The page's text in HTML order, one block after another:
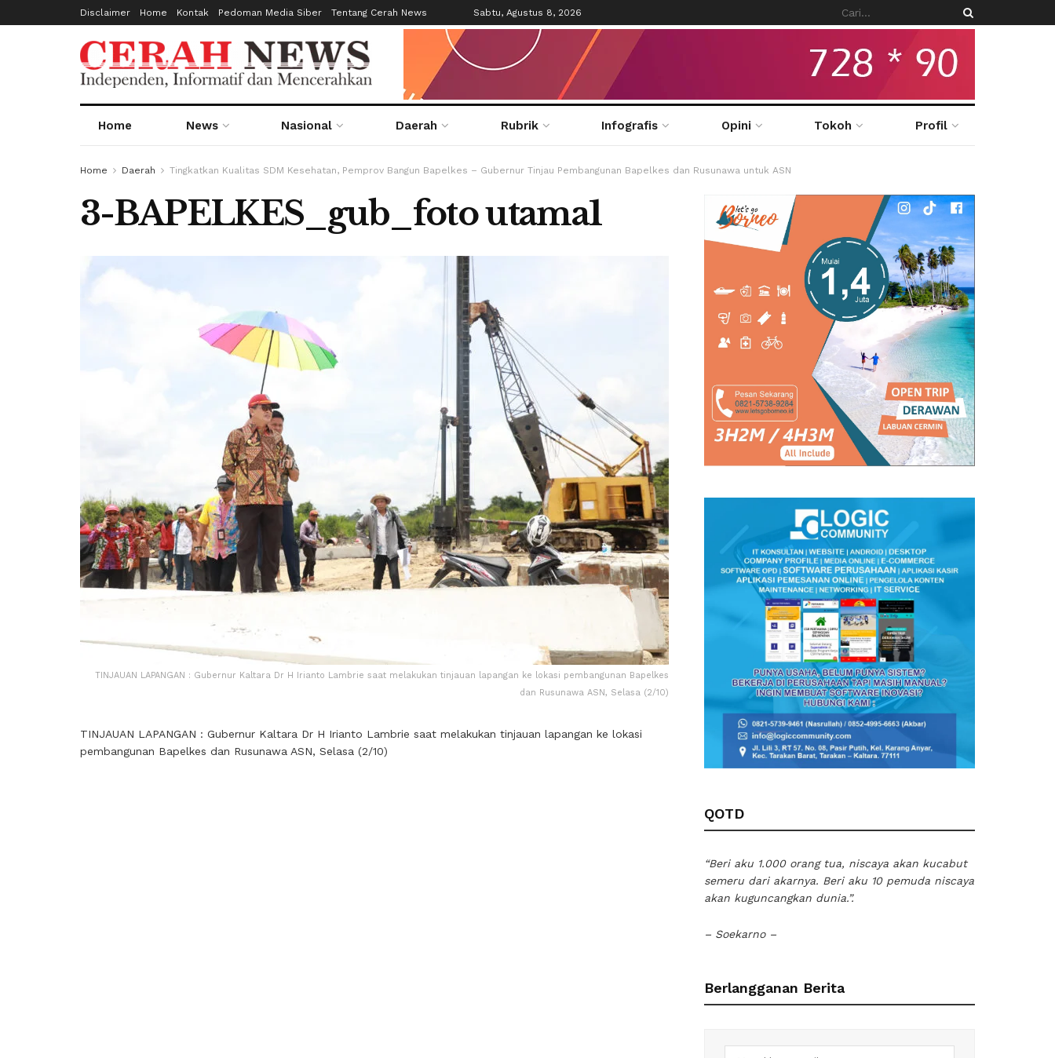
Disclaimer Home Kontak Pedoman Media Siber Tentang Cerah News Sabtu, Agustus 8, 2026
Home News Nasional Daerah Rubrik Infografis Opini Tokoh Profil
Home Daerah Tingkatkan Kualitas SDM Kesehatan, Pemprov Bangun Bapelkes – Gubernur Tinjau Pembangunan Bapelkes dan Rusunawa untuk ASN
3-BAPELKES_gub_foto utama1
TINJAUAN LAPANGAN : Gubernur Kaltara Dr H Irianto Lambrie saat melakukan tinjauan lapangan ke lokasi pembangunan Bapelkes
dan Rusunawa ASN, Selasa (2/10)
TINJAUAN LAPANGAN : Gubernur Kaltara Dr H Irianto Lambrie saat melakukan tinjauan lapangan ke lokasi
pembangunan Bapelkes dan Rusunawa ASN, Selasa (2/10)
QOTD
“Beri aku 1.000 orang tua, niscaya akan kucabut
semeru dari akarnya. Beri aku 10 pemuda niscaya
akan kuguncangkan dunia.”.
– Soekarno –
Berlangganan Berita